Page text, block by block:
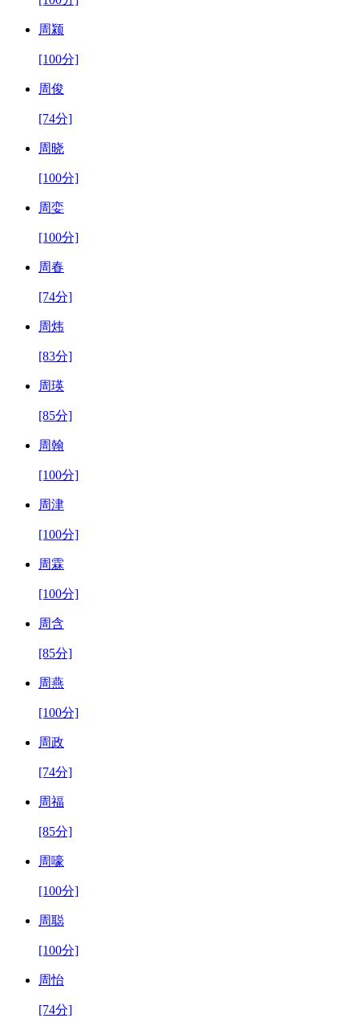
周颍
[100分]
周俊
[74分]
周晓
[100分]
周娈
[100分]
周春
[74分]
周炜
[83分]
周瑛
[85分]
周翰
[100分]
周津
[100分]
周霖
[100分]
周含
[85分]
周燕
[100分]
周政
[74分]
周福
[85分]
周嚎
[100分]
周聪
[100分]
周怡
[74分]